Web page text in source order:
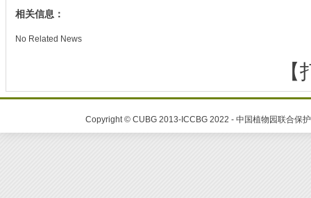
相关信息：
No Related News
Copyright © CUBG 2013-ICCBG 2022 - 中国植物园联合保